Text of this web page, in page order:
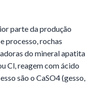
parte da produção
processo, rochas
do mineral apatita
Cl, reagem com ácido
são o CaSO4 (gesso,